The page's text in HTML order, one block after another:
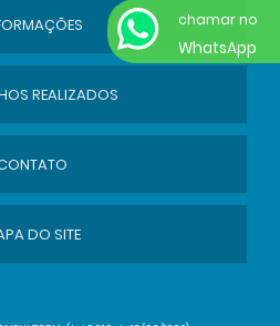
REALIZADOS
DO SITE
chamar no
WhatsApp